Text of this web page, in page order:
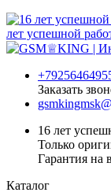
лет успешной
Заказать
16 лет
Только
Гарантия на
Каталог